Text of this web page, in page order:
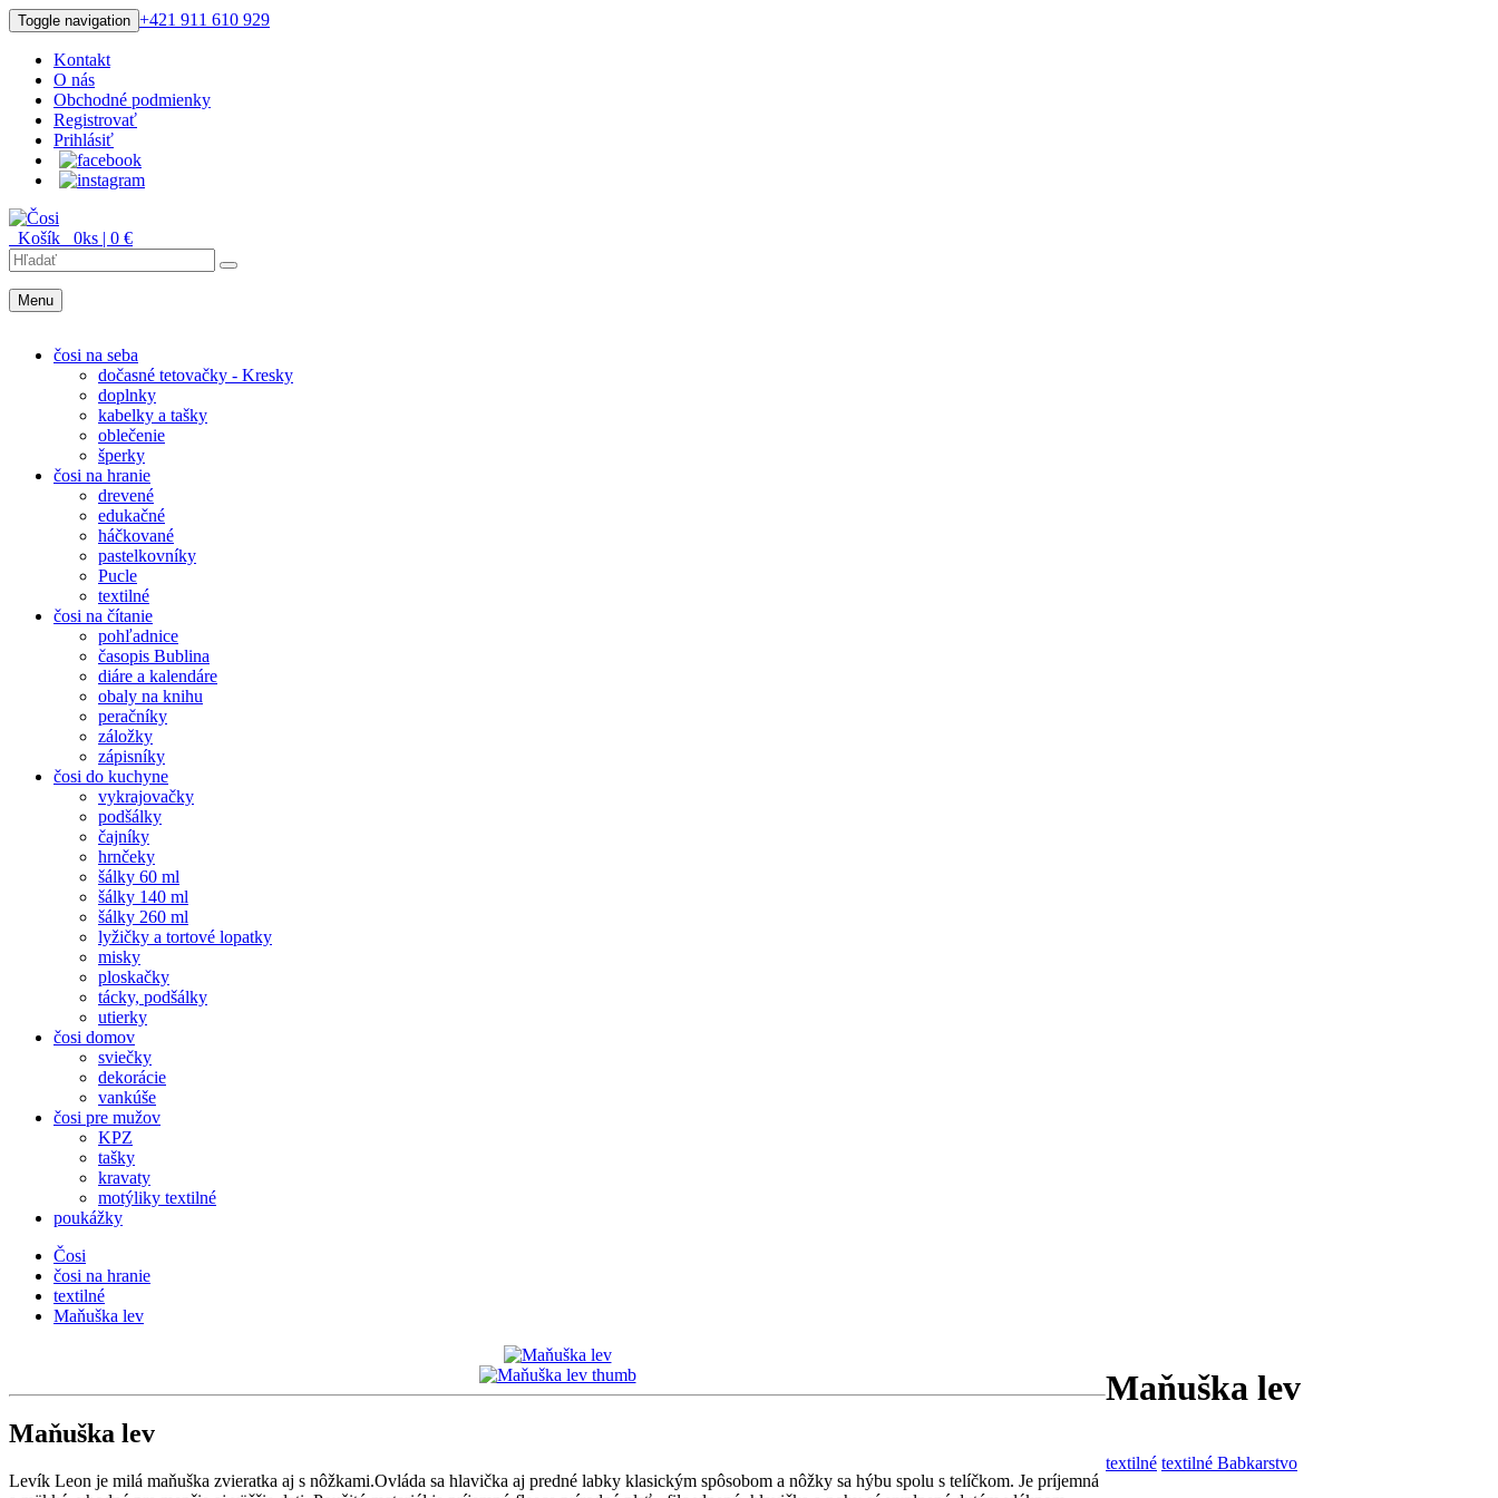
Toggle navigation +421 911 610 929
Kontakt
O nás
Obchodné podmienky
Registrovať
Prihlásiť
Košík 0ks | 0 €
Menu
čosi na seba
dočasné tetovačky - Kresky
doplnky
kabelky a tašky
oblečenie
šperky
čosi na hranie
drevené
edukačné
háčkované
pastelkovníky
Pucle
textilné
čosi na čítanie
pohľadnice
časopis Bublina
diáre a kalendáre
obaly na knihu
peračníky
záložky
zápisníky
čosi do kuchyne
vykrajovačky
podšálky
čajníky
hrnčeky
šálky 60 ml
šálky 140 ml
šálky 260 ml
lyžičky a tortové lopatky
misky
ploskačky
tácky, podšálky
utierky
čosi domov
sviečky
dekorácie
vankúše
čosi pre mužov
KPZ
tašky
kravaty
motýliky textilné
poukážky
Čosi
čosi na hranie
textilné
Maňuška lev
Maňuška lev
textilné textilné Babkarstvo
Maňuška lev
Levík Leon je milá maňuška zvieratka aj s nôžkami.Ovláda sa hlavička aj predné labky klasickým spôsobom a nôžky sa hýbu spolu s telíčkom. Je príjemná